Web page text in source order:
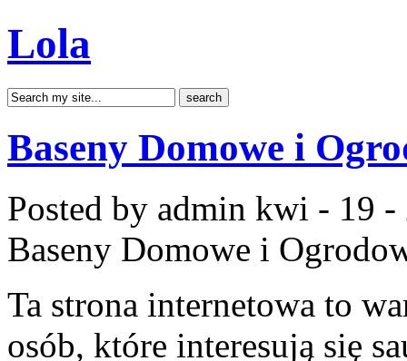
Lola
Baseny Domowe i
Posted by admin kwi - 19 -
Baseny Domowe i
Ta strona internetowa to
osób, które interesują się